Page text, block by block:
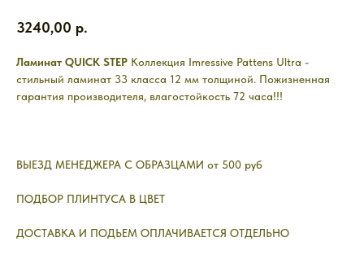
3240,00 р.
Ламинат QUICK STEP Коллекция Imressive Pattens Ultra -
стильный ламинат 33 класса 12 мм толщиной. Пожизненная
гарантия производителя, влагостойкость 72 часа!!!
ВЫЕЗД МЕНЕДЖЕРА С ОБРАЗЦАМИ от 500 руб
ПОДБОР ПЛИНТУСА В ЦВЕТ
ДОСТАВКА И ПОДЬЕМ ОПЛАЧИВАЕТСЯ ОТДЕЛЬНО